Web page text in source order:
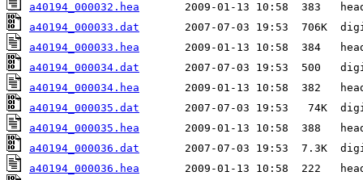
a40194_000032.hea
a40194_000033.dat
a40194_000033.hea
a40194_000034.dat
a40194_000034.hea
a40194_000035.dat
a40194_000035.hea
a40194_000036.dat
a40194_000036.hea